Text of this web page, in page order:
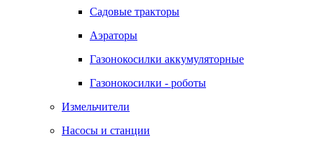
Садовые тракторы
Аэраторы
Газонокосилки аккумуляторные
Газонокосилки - роботы
Измельчители
Насосы и станции